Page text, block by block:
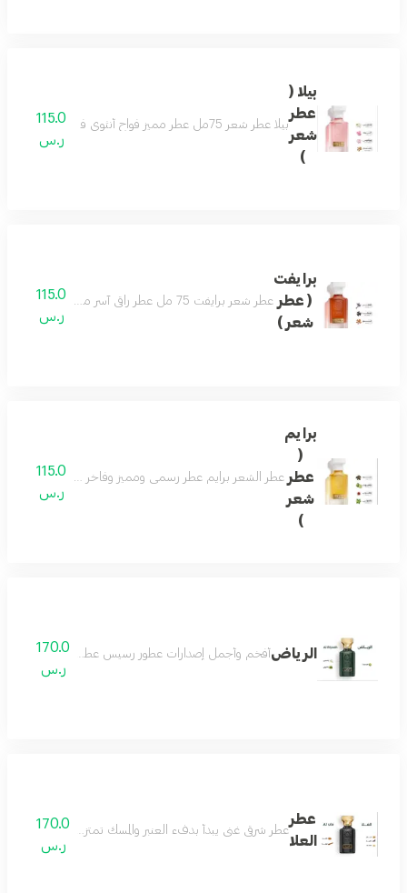
بيلا (
عطر
شعر
)
بيلا عطر شعر 75مل عطر مميز فواح أنثوي فاخر بتكوين رائع من الورد والياسمين يفيض جمال ونعومة مع نفحات من خشب الصندل والتفاح ليضفى لك لطافة وجمال لايضاهى مكونات العطر الورد - الياسمين - زهرة اللوتس - تفاح - خشب الصندل
115.0
ر.س
برايفت
( عطر
شعر )
عطر شعر برايفت 75 مل عطر راقي آسر مفعم بالتميز والتفرّد تفوح منه رائحة الخزامى واللوز لتولد إحساساً بالبهجة والراحة . مع نفحات من رائحة المرّ المفعم بالأحاسيس ورائحة التونكا الفاخرة والمميزة جداً لتضفي مزيداً من السخاء
115.0
ر.س
برايم
(
عطر
شعر
)
عطر الشعر برايم عطر رسمي ومميز وفاخر عطر جميل
115.0
ر.س
الرياضأفخم وأجمل إصدارات عطور رسيس عطور النيش الفاخرة
170.0
ر.س
عطر
العلا
عطر شرقي غني يبدأ بدفء العنبر والمسك تمتزج معه نوتات
170.0
ر.س